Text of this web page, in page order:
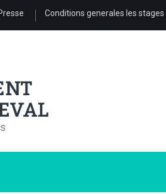
Conditions generales les stages